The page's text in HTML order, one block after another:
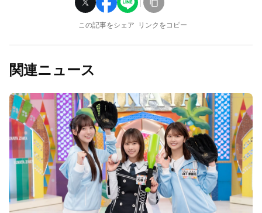
この記事をシェア リンクをコピー
関連ニュース